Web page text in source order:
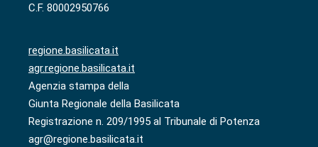
C.F. 80002950766
regione.basilicata.it
agr.regione.basilicata.it
Agenzia stampa della
Giunta Regionale della Basilicata
Registrazione n. 209/1995 al Tribunale di Potenza
agr@regione.basilicata.it